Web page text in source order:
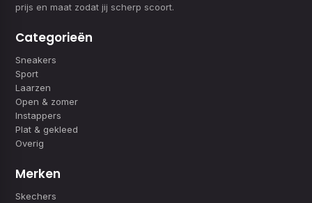
prijs en maat zodat jij scherp scoort.
Categorieën
Sneakers
Sport
Laarzen
Open & zomer
Instappers
Plat & gekleed
Overig
Merken
Skechers